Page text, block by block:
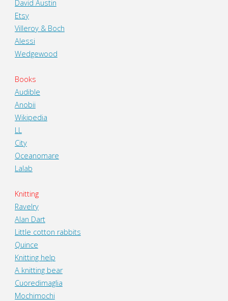
David Austin
Etsy
Villeroy & Boch
Alessi
Wedgewood
Books
Audible
Anobii
Wikipedia
LL
City
Oceanomare
Lalab
Knitting
Ravelry
Alan Dart
Little cotton rabbits
Quince
Knitting help
A knitting bear
Cuoredimaglia
Mochimochi